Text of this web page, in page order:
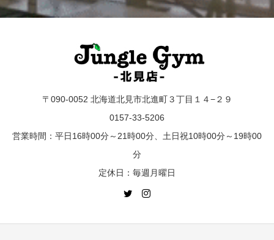
〒090-0052 北海道北見市北進町３丁目１４−２９
0157-33-5206
営業時間：平日16時00分～21時00分、土日祝10時00分～19時00
分
定休日：毎週月曜日